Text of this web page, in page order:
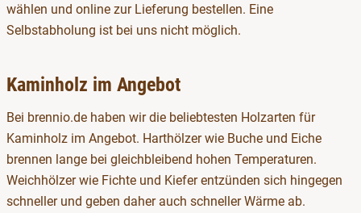
wählen und online zur Lieferung bestellen. Eine
Selbstabholung ist bei uns nicht möglich.
Kaminholz im Angebot
Bei brennio.de haben wir die beliebtesten Holzarten für
Kaminholz im Angebot. Harthölzer wie Buche und Eiche
brennen lange bei gleichbleibend hohen Temperaturen.
Weichhölzer wie Fichte und Kiefer entzünden sich hingegen
schneller und geben daher auch schneller Wärme ab.